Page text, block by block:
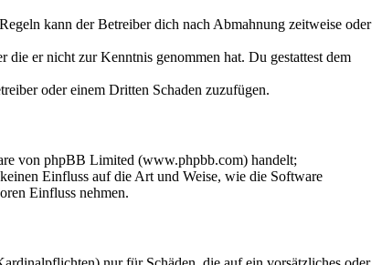
kann der Betreiber dich nach Abmahnung zeitweise oder
er nicht zur Kenntnis genommen hat. Du gestattest dem
oder einem Dritten Schaden zuzufügen.
von phpBB Limited (www.phpbb.com) handelt;
Einfluss auf die Art und Weise, wie die Software
Einfluss nehmen.